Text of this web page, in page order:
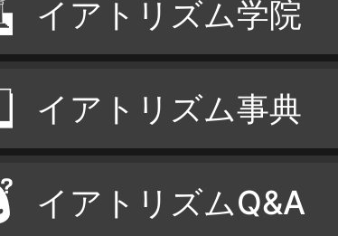
イアトリズム学院
イアトリズム事典
イアトリズムQ&A